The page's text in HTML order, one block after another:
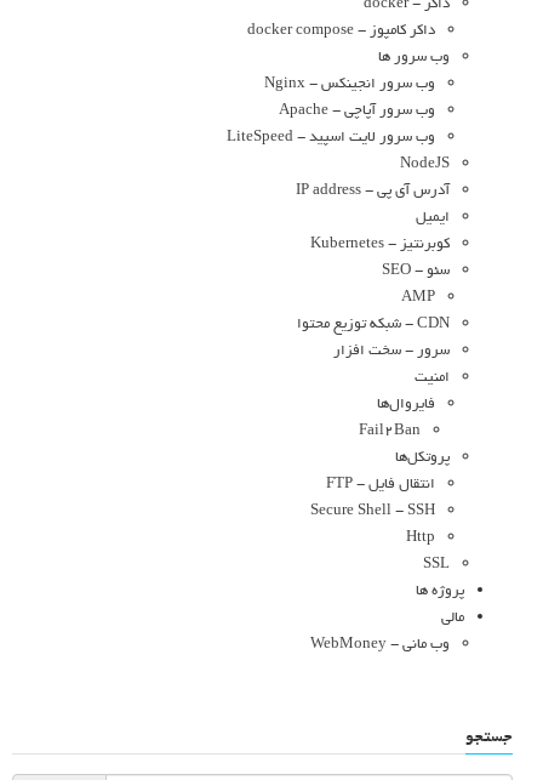
داکر - docker
داکر کامپوز - docker compose
وب سرور ها
وب سرور انجینکس - Nginx
وب سرور آپاچی - Apache
وب سرور لایت اسپید - LiteSpeed
NodeJS
آدرس آی پی - IP address
ایمیل
کوبرنتیز - Kubernetes
سئو - SEO
AMP
CDN - شبکه توزیع محتوا
سرور - سخت افزار
امنیت
فایروال‌ها
Fail2Ban
پروتکل‌ها
انتقال فایل - FTP
Secure Shell - SSH
Http
SSL
پروژه ها
مالی
وب مانی - WebMoney
جستجو